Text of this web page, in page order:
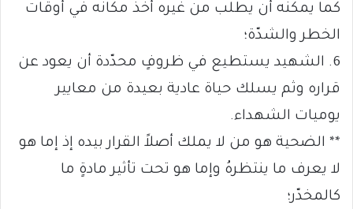
كما يمكنه أن يطلب من غيره أخذ مكانه في أوقات
الخطر والشدّة؛
6. الشهيد يستطيع في ظروفٍ محدّدة أن يعود عن
قراره وثم يسلك حياة عادية بعيدة من معايير
يوميات الشهداء.
** الضحية هو من لا يملك أصلاً القرار بيده إذ إما هو
لا يعرف ما ينتظرهُ وإما هو تحت تأثير مادةٍ ما
كالمخدّر؛